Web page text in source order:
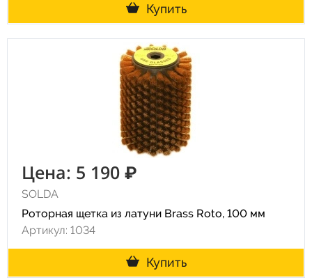
Купить
Цена: 5 190 ₽
SOLDA
Роторная щетка из латуни Brass Roto, 100 мм
Артикул: 1034
Купить